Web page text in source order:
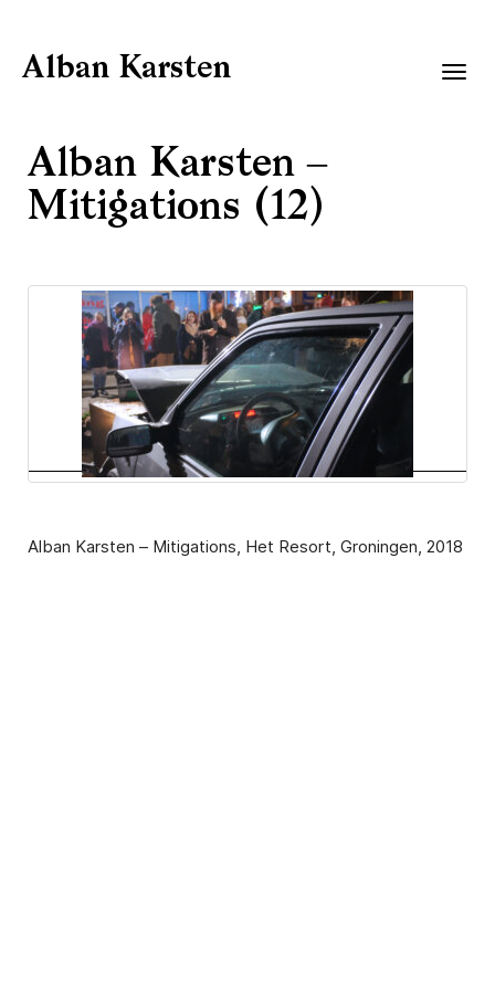
Alban Karsten
Alban Karsten –
Mitigations (12)
Alban Karsten – Mitigations, Het Resort, Groningen, 2018